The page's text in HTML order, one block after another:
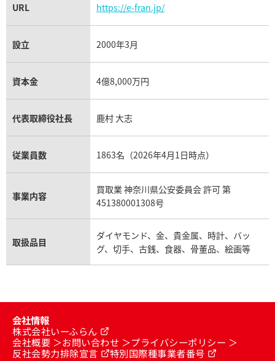
URL https://e-fran.jp/
設立 2000年3月
資本金 4億8,000万円
代表取締役社長 鹿村 大志
従業員数 1863名（2026年4月1日時点）
事業内容
買取業 神奈川県公安委員会 許可 第
451380001308号
取扱品目
ダイヤモンド、金、貴金属、時計、バッ
グ、切手、古銭、食器、骨董品、絵画等
会社情報
株式会社いーふらん
会社概要
お問い合わせ
プライバシーポリシー
反社会勢力排除宣言
特別国際種事業者番号